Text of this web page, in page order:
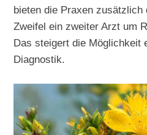
bieten die Praxen zusätzlich
Zweifel ein zweiter Arzt um
Das steigert die Möglichkeit
Diagnostik.